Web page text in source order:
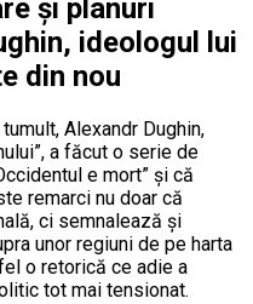
și planuri
ideologul lui
din nou
Alexandr Dughin,
a făcut o serie de
e mort” și că
remarci nu doar că
ci semnalează și
unor regiuni de pe harta
o retorică ce adie a
tot mai tensionat.